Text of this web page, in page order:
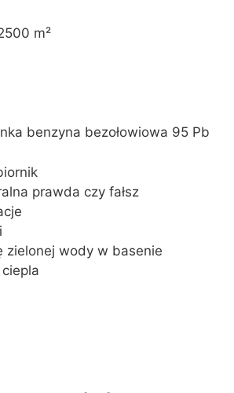
m²
benzyna bezołowiowa 95 Pb
prawda czy fałsz
zielonej wody w basenie